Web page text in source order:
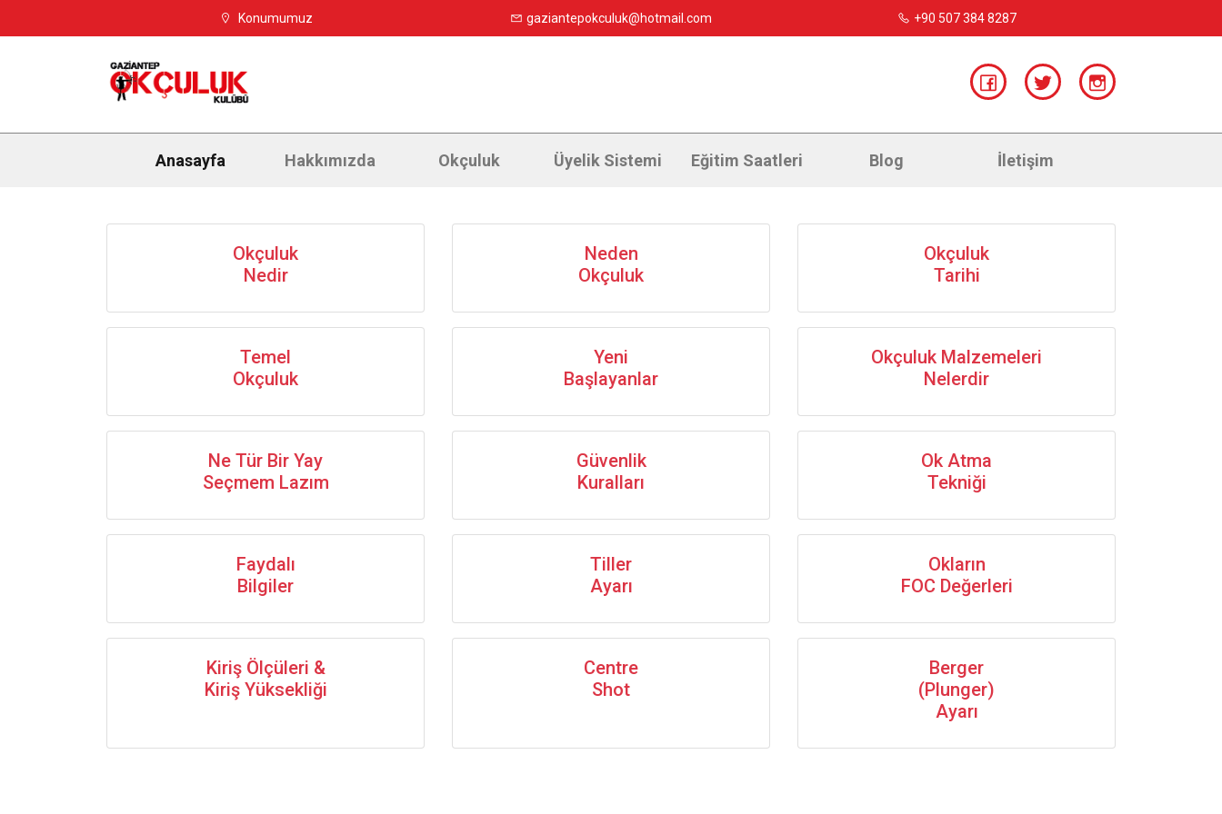
Konumumuz gaziantepokculuk@hotmail.com +90 507 384 8287
Anasayfa Hakkımızda Okçuluk Üyelik Sistemi Eğitim Saatleri Blog İletişim
Okçuluk
Nedir
Neden
Okçuluk
Okçuluk
Tarihi
Temel
Okçuluk
Yeni
Başlayanlar
Okçuluk Malzemeleri
Nelerdir
Ne Tür Bir Yay
Seçmem Lazım
Güvenlik
Kuralları
Ok Atma
Tekniği
Faydalı
Bilgiler
Tiller
Ayarı
Okların
FOC Değerleri
Kiriş Ölçüleri &
Kiriş Yüksekliği
Centre
Shot
Berger
(Plunger)
Ayarı